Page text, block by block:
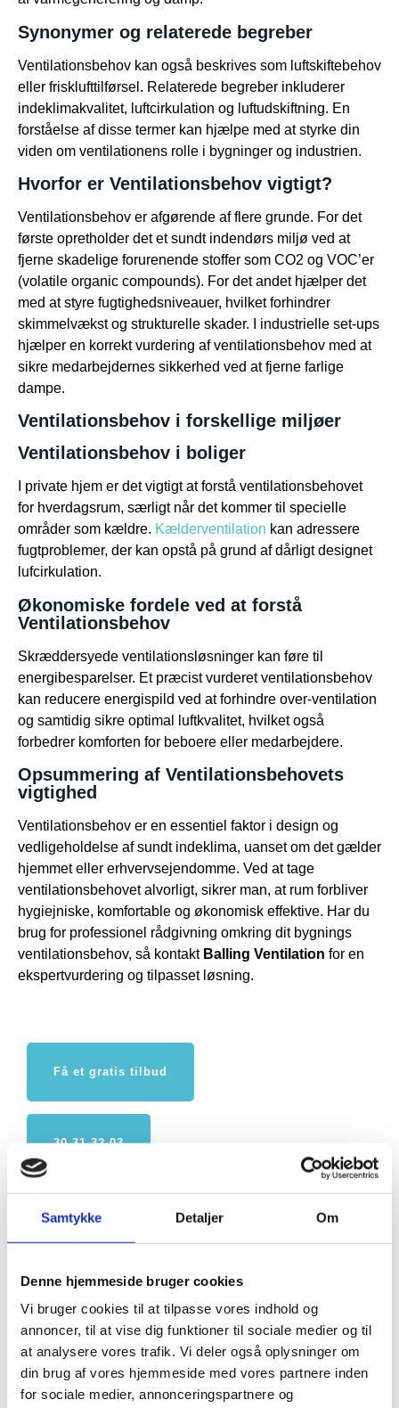
Samtykke Detaljer Om
Denne hjemmeside bruger cookies
Vi bruger cookies til at tilpasse vores indhold og
annoncer, til at vise dig funktioner til sociale medier og til
at analysere vores trafik. Vi deler også oplysninger om
din brug af vores hjemmeside med vores partnere inden
for sociale medier, annonceringspartnere og
Synonymer og relaterede begreber
Ventilationsbehov kan også beskrives som luftskiftebehov
eller frisklufttilførsel. Relaterede begreber inkluderer
indeklimakvalitet, luftcirkulation og luftudskiftning. En
forståelse af disse termer kan hjælpe med at styrke din
viden om ventilationens rolle i bygninger og industrien.
Hvorfor er Ventilationsbehov vigtigt?
Ventilationsbehov er afgørende af flere grunde. For det
første opretholder det et sundt indendørs miljø ved at
fjerne skadelige forurenende stoffer som CO2 og VOC’er
(volatile organic compounds). For det andet hjælper det
med at styre fugtighedsniveauer, hvilket forhindrer
skimmelvækst og strukturelle skader. I industrielle set-ups
hjælper en korrekt vurdering af ventilationsbehov med at
sikre medarbejdernes sikkerhed ved at fjerne farlige
dampe.
Ventilationsbehov i forskellige miljøer
Ventilationsbehov i boliger
I private hjem er det vigtigt at forstå ventilationsbehovet
for hverdagsrum, særligt når det kommer til specielle
områder som kældre. Kælderventilation kan adressere
fugtproblemer, der kan opstå på grund af dårligt designet
lufcirkulation.
Økonomiske fordele ved at forstå
Ventilationsbehov
Skræddersyede ventilationsløsninger kan føre til
energibesparelser. Et præcist vurderet ventilationsbehov
kan reducere energispild ved at forhindre over-ventilation
og samtidig sikre optimal luftkvalitet, hvilket også
forbedrer komforten for beboere eller medarbejdere.
Opsummering af Ventilationsbehovets
vigtighed
Ventilationsbehov er en essentiel faktor i design og
vedligeholdelse af sundt indeklima, uanset om det gælder
hjemmet eller erhvervsejendomme. Ved at tage
ventilationsbehovet alvorligt, sikrer man, at rum forbliver
hygiejniske, komfortable og økonomisk effektive. Har du
brug for professionel rådgivning omkring dit bygnings
ventilationsbehov, så kontakt Balling Ventilation for en
ekspertvurdering og tilpasset løsning.
Få et gratis tilbud
30 31 32 03
Nyttig viden
Ventilator badeværelse batteri
med sikker fugtstyring
Hvor meget må et
ventilationsanlæg støje i boligen